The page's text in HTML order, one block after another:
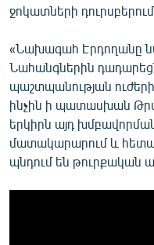
ջոկատների
«Նախագահ Էրդողանը
Նահանգներին
պաշտպանության
ինչին ի պատասխան
երկիրն այդ
մատակարարում և
պնդում են թուրքական